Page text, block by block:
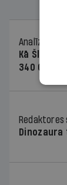
Analīze
Kā
340 000
Redaktores